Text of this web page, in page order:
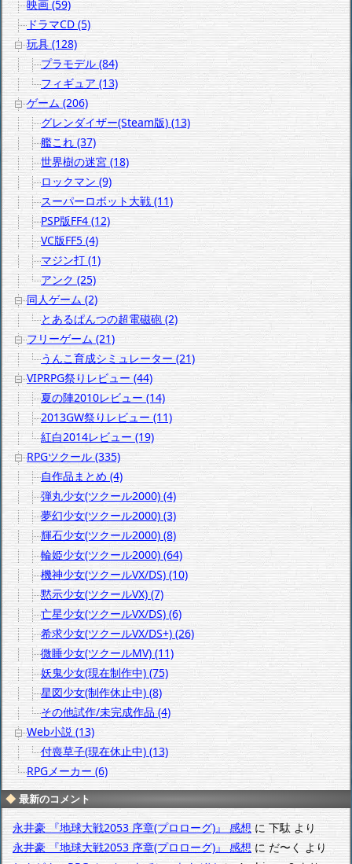
映画 (59)
ドラマCD (5)
玩具 (128)
プラモデル (84)
フィギュア (13)
ゲーム (206)
グレンダイザー(Steam版) (13)
艦これ (37)
世界樹の迷宮 (18)
ロックマン (9)
スーパーロボット大戦 (11)
PSP版FF4 (12)
VC版FF5 (4)
マジン打 (1)
アンク (25)
同人ゲーム (2)
とあるぱんつの超電磁砲 (2)
フリーゲーム (21)
うんこ育成シミュレーター (21)
VIPRPG祭りレビュー (44)
夏の陣2010レビュー (14)
2013GW祭りレビュー (11)
紅白2014レビュー (19)
RPGツクール (335)
自作品まとめ (4)
弾丸少女(ツクール2000) (4)
夢幻少女(ツクール2000) (3)
輝石少女(ツクール2000) (8)
輪姫少女(ツクール2000) (64)
機神少女(ツクールVX/DS) (10)
黙示少女(ツクールVX) (7)
亡星少女(ツクールVX/DS) (6)
希求少女(ツクールVX/DS+) (26)
微睡少女(ツクールMV) (11)
妖鬼少女(現在制作中) (75)
星図少女(制作休止中) (8)
その他試作/未完成作品 (4)
Web小説 (13)
付喪草子(現在休止中) (13)
RPGメーカー (6)
最新のコメント
永井豪 『地球大戦2053 序章(プロローグ)』 感想に下駄より
永井豪 『地球大戦2053 序章(プロローグ)』 感想にだ〜く より